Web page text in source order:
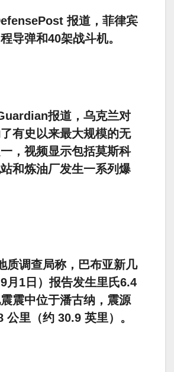
报道，菲律宾
导弹和40架战斗机。
报道，乌克兰对
有史以来最大规模的无
，视频显示包括莫斯科
和炼油厂发生一系列爆
质调查局称，巴布亚新几
月1日）报告发生里氏6.4
震中位于潘古纳，震源
公里（约 30.9 英里）。